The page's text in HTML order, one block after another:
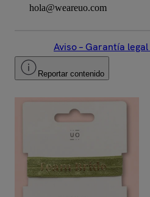
hola@weareuo.com
Aviso – Garantía
Reportar contenido